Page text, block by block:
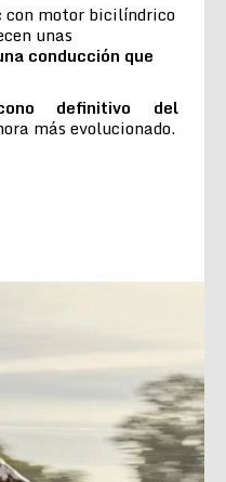
con motor bicilíndrico
unas
conducción que
definitivo del
más evolucionado.